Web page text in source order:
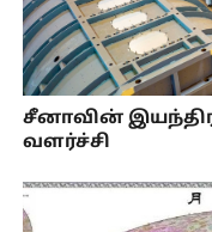
சீனாவின்
வளர்ச்சி